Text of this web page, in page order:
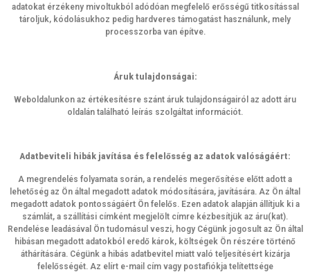
adatokat érzékeny mivoltukból adódóan megfelelő erősségű titkosítással
tároljuk, kódolásukhoz pedig hardveres támogatást használunk, mely
processzorba van építve.
Áruk tulajdonságai:
Weboldalunkon az értékesítésre szánt áruk tulajdonságairól az adott áru
oldalán található leírás szolgáltat információt.
Adatbeviteli hibák javítása és felelősség az adatok valóságáért:
A megrendelés folyamata során, a rendelés megerősítése előtt adott a
lehetőség az Ön által megadott adatok módosítására, javítására. Az Ön által
megadott adatok pontosságáért Ön felelős. Ezen adatok alapján állítjuk ki a
számlát, a szállítási címként megjelölt címre kézbesítjük az áru(kat).
Rendelése leadásával Ön tudomásul veszi, hogy Cégünk jogosult az Ön által
hibásan megadott adatokból eredő károk, költségek Ön részére történő
áthárítására. Cégünk a hibás adatbevitel miatt való teljesítésért kizárja
felelősségét. Az elírt e-mail cím vagy postafiókja telítettsége